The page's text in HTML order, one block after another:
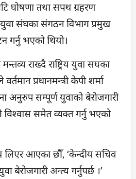
घोषणा तथा सपथ ग्रहरण
युवा संघका संगठन विभाग प्रमुख
गर्नु भएको थियो।
राख्दै राष्ट्रिय युवा सघका
प्रधानमन्त्री केपी शर्मा
अनुरुप सम्पूर्ण युवाको बेरोजगारी
समेत व्यक्त गर्नु भएको
लिएर आएका छौँ, ‘केन्दीय सचिव
बेरोजगारी अन्त्य गर्नुपर्छ ।’